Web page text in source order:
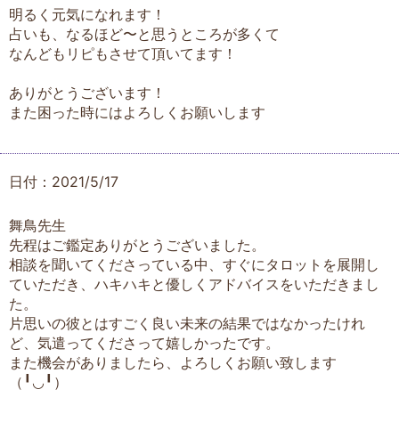
明るく元気になれます！
占いも、なるほど〜と思うところが多くて
なんどもリピもさせて頂いてます！
ありがとうございます！
また困った時にはよろしくお願いします
日付：2021/5/17
舞鳥先生
先程はご鑑定ありがとうございました。
相談を聞いてくださっている中、すぐにタロットを展開し
ていただき、ハキハキと優しくアドバイスをいただきまし
た。
片思いの彼とはすごく良い未来の結果ではなかったけれ
ど、気遣ってくださって嬉しかったです。
また機会がありましたら、よろしくお願い致します
（╹◡╹）